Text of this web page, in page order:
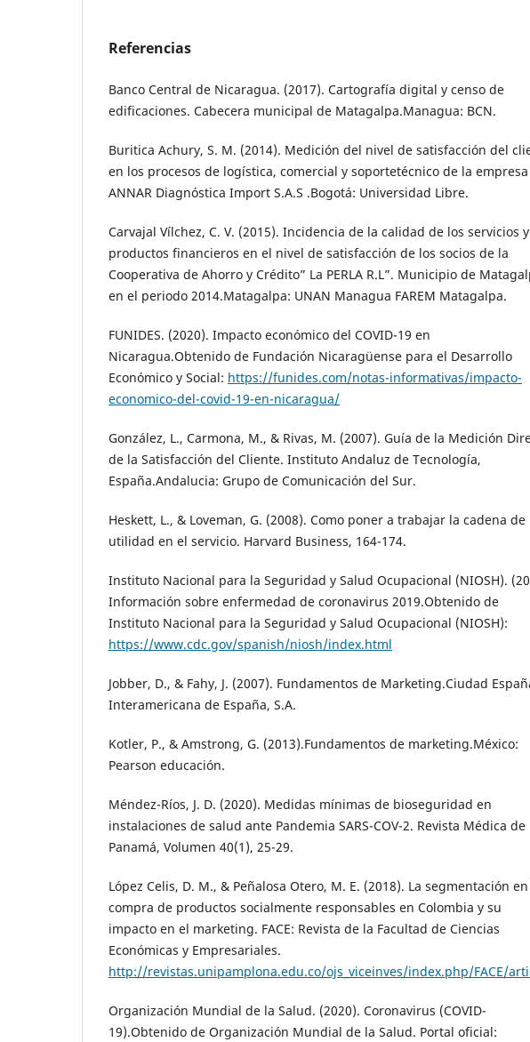
Referencias
Banco Central de Nicaragua. (2017). Cartografía digital y censo de
edificaciones. Cabecera municipal de Matagalpa.Managua: BCN.
Buritica Achury, S. M. (2014). Medición del nivel de satisfacción del
en los procesos de logística, comercial y soportetécnico de la empresa
ANNAR Diagnóstica Import S.A.S .Bogotá: Universidad Libre.
Carvajal Vílchez, C. V. (2015). Incidencia de la calidad de los servicios y
productos financieros en el nivel de satisfacción de los socios de la
Cooperativa de Ahorro y Crédito” La PERLA R.L”. Municipio de
en el periodo 2014.Matagalpa: UNAN Managua FAREM Matagalpa.
FUNIDES. (2020). Impacto económico del COVID-19 en
Nicaragua.Obtenido de Fundación Nicaragüense para el Desarrollo
Económico y Social: https://funides.com/notas-informativas/impacto-
economico-del-covid-19-en-nicaragua/
González, L., Carmona, M., & Rivas, M. (2007). Guía de la Medición
de la Satisfacción del Cliente. Instituto Andaluz de Tecnología,
España.Andalucia: Grupo de Comunicación del Sur.
Heskett, L., & Loveman, G. (2008). Como poner a trabajar la cadena de
utilidad en el servicio. Harvard Business, 164-174.
Instituto Nacional para la Seguridad y Salud Ocupacional (NIOSH).
Información sobre enfermedad de coronavirus 2019.Obtenido de
Instituto Nacional para la Seguridad y Salud Ocupacional (NIOSH):
https://www.cdc.gov/spanish/niosh/index.html
Jobber, D., & Fahy, J. (2007). Fundamentos de Marketing.Ciudad
Interamericana de España, S.A.
Kotler, P., & Amstrong, G. (2013).Fundamentos de marketing.México:
Pearson educación.
Méndez-Ríos, J. D. (2020). Medidas mínimas de bioseguridad en
instalaciones de salud ante Pandemia SARS-COV-2. Revista Médica de
Panamá, Volumen 40(1), 25-29.
López Celis, D. M., & Peñalosa Otero, M. E. (2018). La segmentación
compra de productos socialmente responsables en Colombia y su
impacto en el marketing. FACE: Revista de la Facultad de Ciencias
Económicas y Empresariales.
http://revistas.unipamplona.edu.co/ojs_viceinves/index.php/FACE/
Organización Mundial de la Salud. (2020). Coronavirus (COVID-
19).Obtenido de Organización Mundial de la Salud. Portal oficial: